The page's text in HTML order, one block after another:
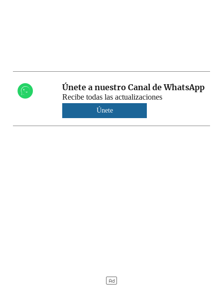
Únete a nuestro Canal de WhatsApp
Recibe todas las actualizaciones
Únete